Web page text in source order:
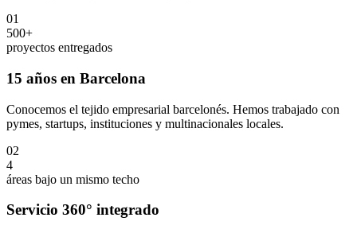
01
500+
proyectos entregados
15 años en Barcelona
Conocemos el tejido empresarial barcelonés. Hemos trabajado con
pymes, startups, instituciones y multinacionales locales.
02
4
áreas bajo un mismo techo
Servicio 360° integrado